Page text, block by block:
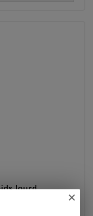
lourd